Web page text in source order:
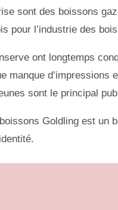
sont des boissons
pour l’industrie des
ont longtemps
manque d’impressions
sont le principal
Goldling est un